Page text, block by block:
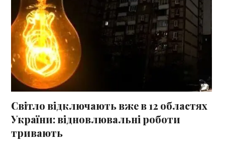
Світло відключають вже в 12 областях
України: відновлювальні роботи
тривають